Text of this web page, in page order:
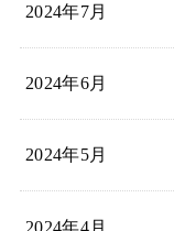
2024年7月
2024年6月
2024年5月